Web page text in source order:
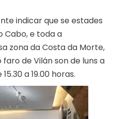
indicar que se estades
Cabo, e toda a
zona da Costa da Morte,
de Vilán son de luns a
a 19.00 horas.